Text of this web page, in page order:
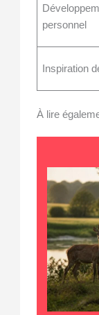
personnel
Inspiration
À lire